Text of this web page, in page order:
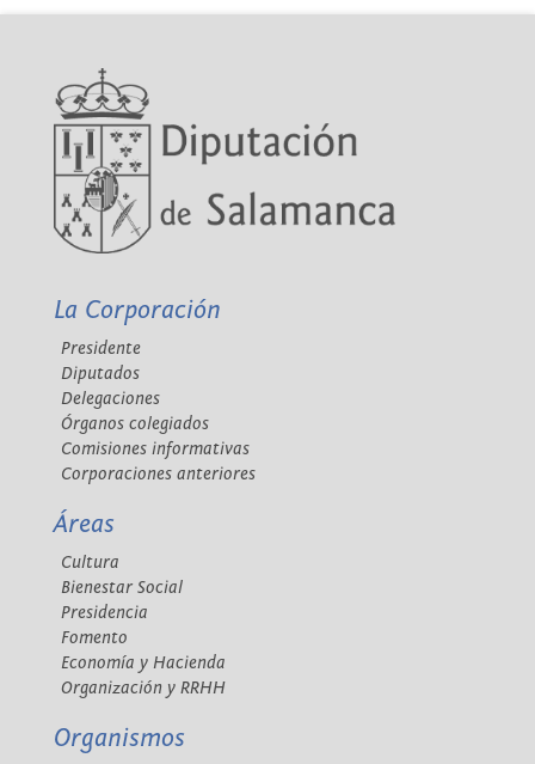
La Corporación
Presidente
Diputados
Delegaciones
Órganos colegiados
Comisiones informativas
Corporaciones anteriores
Áreas
Cultura
Bienestar Social
Presidencia
Fomento
Economía y Hacienda
Organización y RRHH
Organismos